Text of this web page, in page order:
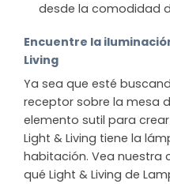
desde la comodidad
Encuentre la
Living
Ya sea que esté
receptor sobre la mesa
elemento sutil para
Light & Living tiene la
habitación. Vea nuestra
qué Light & Living de